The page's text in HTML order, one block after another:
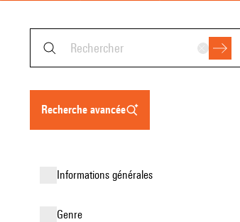
recherche avancée
informations générales
genre